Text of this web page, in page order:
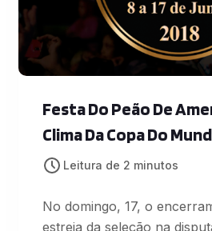
Festa Do Peão De
Clima Da Copa Do
Leitura de 2 minutos
No domingo, 17, o
estreia da seleção na